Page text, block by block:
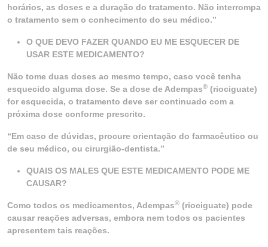
horários, as doses e a duração do tratamento. Não interrompa
o tratamento sem o conhecimento do seu médico.”
O QUE DEVO FAZER QUANDO EU ME ESQUECER DE
USAR ESTE MEDICAMENTO?
Não tome duas doses ao mesmo tempo, caso você tenha
esquecido alguma dose. Se a dose de Adempas® (riociguate)
for esquecida, o tratamento deve ser continuado com a
próxima dose conforme prescrito.
“Em caso de dúvidas, procure orientação do farmacêutico ou
de seu médico, ou cirurgião-dentista.”
QUAIS OS MALES QUE ESTE MEDICAMENTO PODE ME
CAUSAR?
Como todos os medicamentos, Adempas® (riociguate) pode
causar reações adversas, embora nem todos os pacientes
apresentem tais reações.